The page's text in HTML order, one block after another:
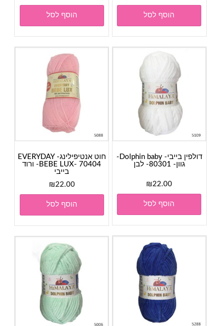
הוסף לסל הוסף לסל
דולפין בייבי- Dolphin baby-
גוון- 80301- לבן
₪22.00
הוסף לסל
חוט אנטיפילינג- EVERYDAY
BEBE LUX- 70404- ורוד
בייבי
₪22.00
הוסף לסל